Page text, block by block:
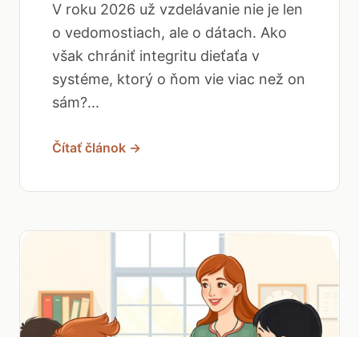
V roku 2026 už vzdelávanie nie je len
o vedomostiach, ale o dátach. Ako
však chrániť integritu dieťaťa v
systéme, ktorý o ňom vie viac než on
sám?...
Čítať článok →